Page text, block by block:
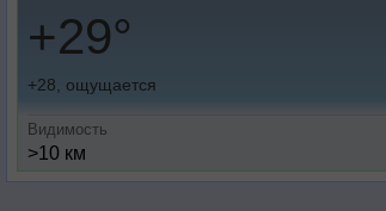
+29°
+28, ощущается
Видимость
>10 км